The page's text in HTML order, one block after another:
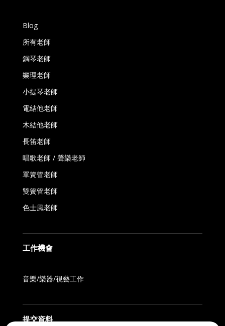
Blog
所有老師
鋼琴老師
樂理老師
小提琴老師
電結他老師
木結他老師
長笛老師
唱歌老師 / 聲樂老師
單簧管老師
雙簧管老師
色士風老師
工作機會
音樂/樂器/視藝工作
提交資料